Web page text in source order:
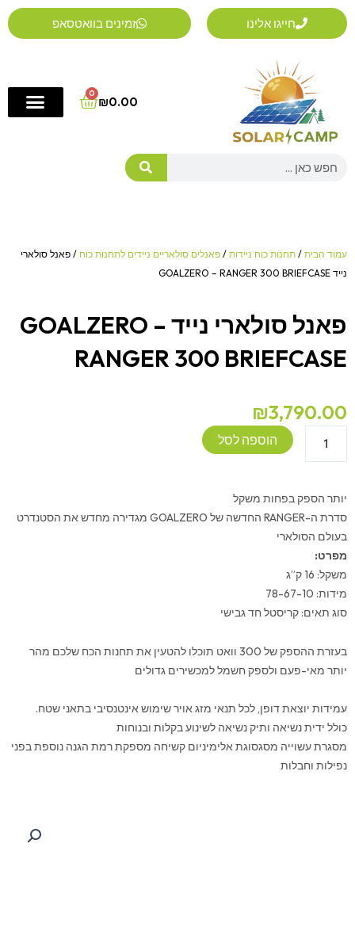
דילוג
לתוכן
חייגו אלינו זמינים בוואטסאפ
₪0.00
0
Cart
Search
עמוד הבית / תחנות כוח ניידות / פאנלים סולאריים ניידים לתחנות כוח / פאנל סולארי
נייד GOALZERO – RANGER 300 BRIEFCASE
פאנל סולארי נייד GOALZERO –
RANGER 300 BRIEFCASE
₪3,790.00
GOALZERO
RANGER
הוספה לסל
יותר הספק בפחות משקל
סדרת ה-RANGER החדשה של GOALZERO מגדירה מחדש את הסטנדרט
בעולם הסולארי
מפרט:
משקל: 16 ק”ג
מידות: 78-67-10
סוג תאים: קריסטל חד גבישי
בעזרת ההספק של 300 וואט תוכלו להטעין את תחנות הכח שלכם מהר
יותר מאי-פעם ולספק חשמל למכשירים גדולים
עמידות יוצאת דופן, לכל תנאי מזג אויר שימוש אינטנסיבי בתאני שטח.
כולל ידית נשיאה ותיק נשיאה לשינוע בקלות ובנוחות
מסגרת עשוייה מסגסוגת אלימיניום קשיחה מספקת רמת הגנה נוספת בפני
נפילות וחבלות